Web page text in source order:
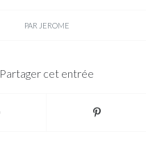
PAR JEROME
Partager cet entrée